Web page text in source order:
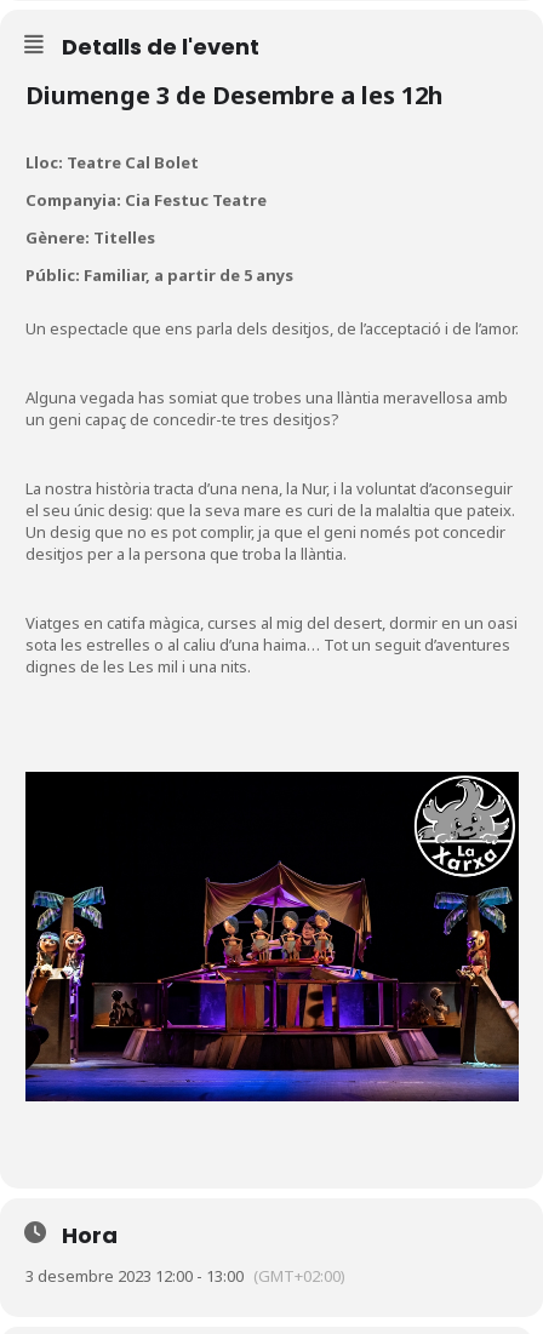
Detalls de l'event
Diumenge 3 de Desembre a les 12h
Lloc: Teatre Cal Bolet
Companyia: Cia Festuc Teatre
Gènere: Titelles
Públic: Familiar, a partir de 5 anys
Un espectacle que ens parla dels desitjos, de l’acceptació i de l’amor.
Alguna vegada has somiat que trobes una llàntia meravellosa amb
un geni capaç de concedir-te tres desitjos?
La nostra història tracta d’una nena, la Nur, i la voluntat d’aconseguir
el seu únic desig: que la seva mare es curi de la malaltia que pateix.
Un desig que no es pot complir, ja que el geni només pot concedir
desitjos per a la persona que troba la llàntia.
Viatges en catifa màgica, curses al mig del desert, dormir en un oasi
sota les estrelles o al caliu d’una haima… Tot un seguit d’aventures
dignes de les Les mil i una nits.
Hora
3 desembre 2023 12:00 - 13:00 (GMT+02:00)